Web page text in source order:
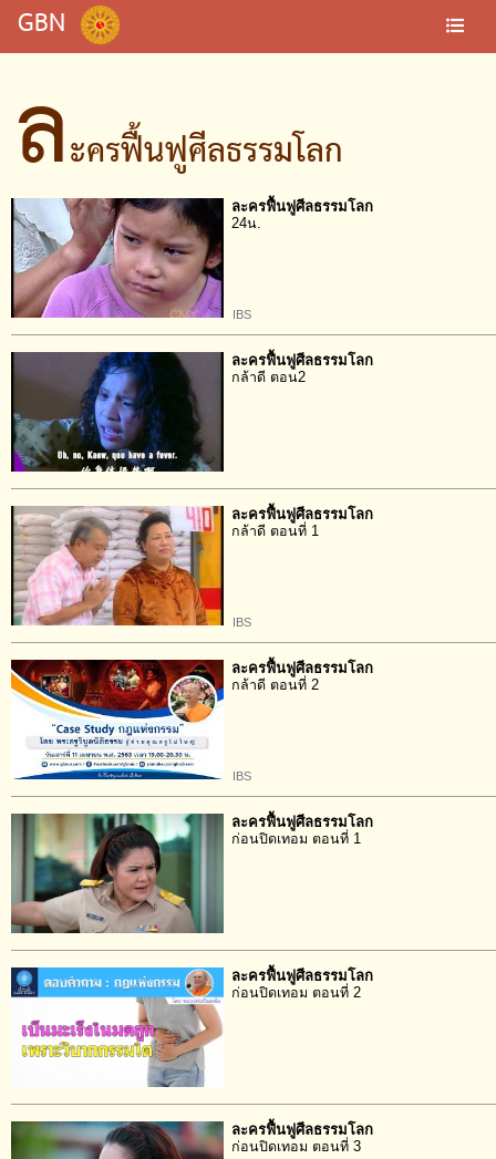
GBN
ละครฟื้นฟูศีลธรรมโลก
ละครฟื้นฟูศีลธรรมโลก
24น.
IBS
ละครฟื้นฟูศีลธรรมโลก
กล้าดี ตอน2
ละครฟื้นฟูศีลธรรมโลก
กล้าดี ตอนที่ 1
IBS
ละครฟื้นฟูศีลธรรมโลก
กล้าดี ตอนที่ 2
IBS
ละครฟื้นฟูศีลธรรมโลก
ก่อนปิดเทอม ตอนที่ 1
ละครฟื้นฟูศีลธรรมโลก
ก่อนปิดเทอม ตอนที่ 2
ละครฟื้นฟูศีลธรรมโลก
ก่อนปิดเทอม ตอนที่ 3